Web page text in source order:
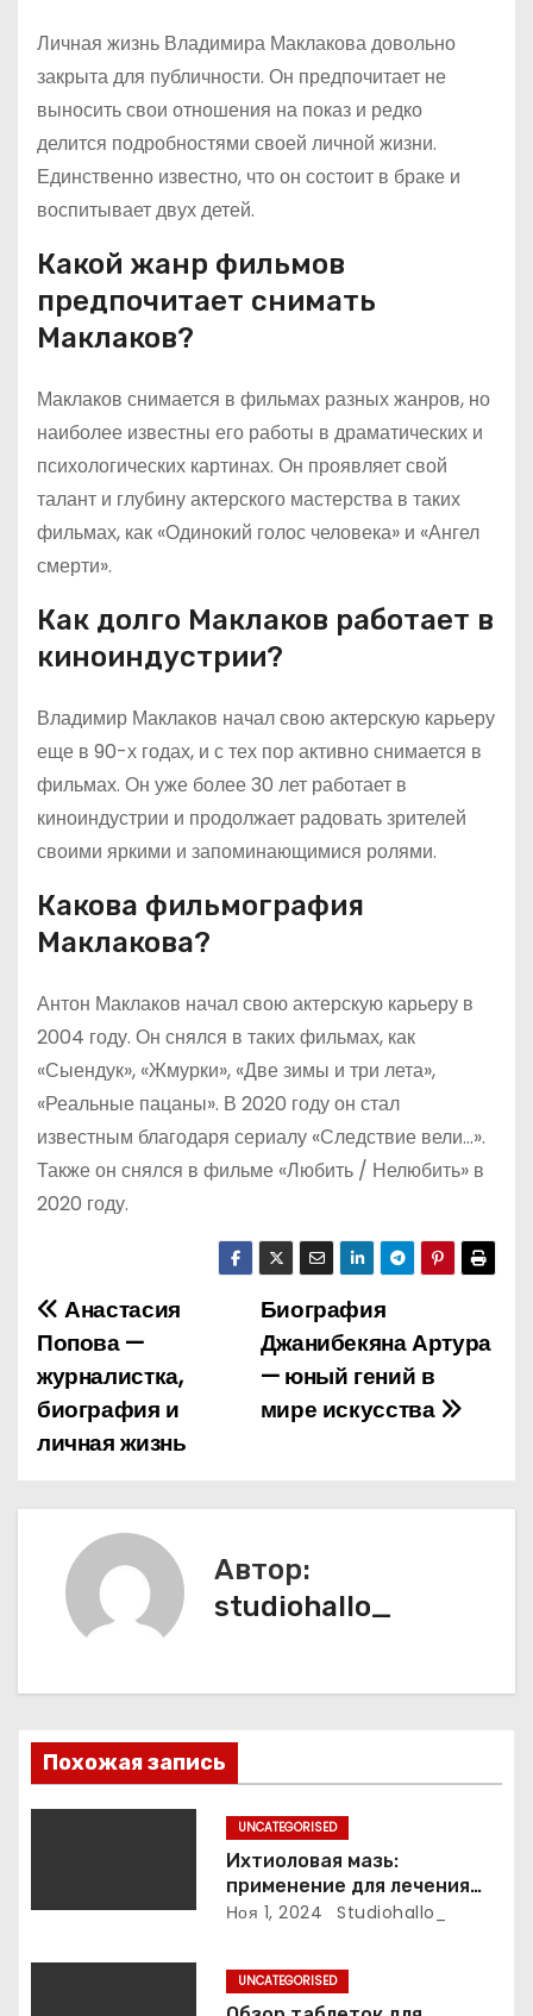
Личная жизнь Владимира Маклакова довольно
закрыта для публичности. Он предпочитает не
выносить свои отношения на показ и редко
делится подробностями своей личной жизни.
Единственно известно, что он состоит в браке и
воспитывает двух детей.
Какой жанр фильмов
предпочитает снимать
Маклаков?
Маклаков снимается в фильмах разных жанров, но
наиболее известны его работы в драматических и
психологических картинах. Он проявляет свой
талант и глубину актерского мастерства в таких
фильмах, как «Одинокий голос человека» и «Ангел
смерти».
Как долго Маклаков работает в
киноиндустрии?
Владимир Маклаков начал свою актерскую карьеру
еще в 90-х годах, и с тех пор активно снимается в
фильмах. Он уже более 30 лет работает в
киноиндустрии и продолжает радовать зрителей
своими яркими и запоминающимися ролями.
Какова фильмография
Маклакова?
Антон Маклаков начал свою актерскую карьеру в
2004 году. Он снялся в таких фильмах, как
«Сыендук», «Жмурки», «Две зимы и три лета»,
«Реальные пацаны». В 2020 году он стал
известным благодаря сериалу «Следствие вели…».
Также он снялся в фильме «Любить / Нелюбить» в
2020 году.
Н
а
в
г
п
о
а
п
Биография
Джанибекяна Артура
— юный гений в
мире искусства
Анастасия
Попова —
журналистка,
биография и
личная жизнь
Автор:
studiohallo_
Похожая запись
UNCATEGORISED
Ихтиоловая мазь:
применение для лечения
фурункулов
Ноя 1, 2024 Studiohallo_
UNCATEGORISED